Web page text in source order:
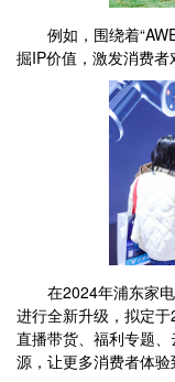
例如，围绕着“AWE
掘IP价值，激发消费者
在2024年浦东家电
进行全新升级，拟定
直播带货、福利专题
源，让更多消费者体验